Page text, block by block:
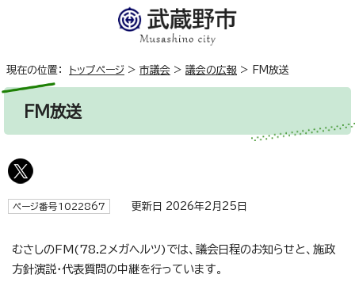
現在の位置： トップページ > 市議会 > 議会の広報 > FM放送
FM放送
ページ番号1022867 更新日 2026年2月25日
むさしのFM(78.2メガヘルツ)では、議会日程のお知らせと、施政
方針演説・代表質問の中継を行っています。